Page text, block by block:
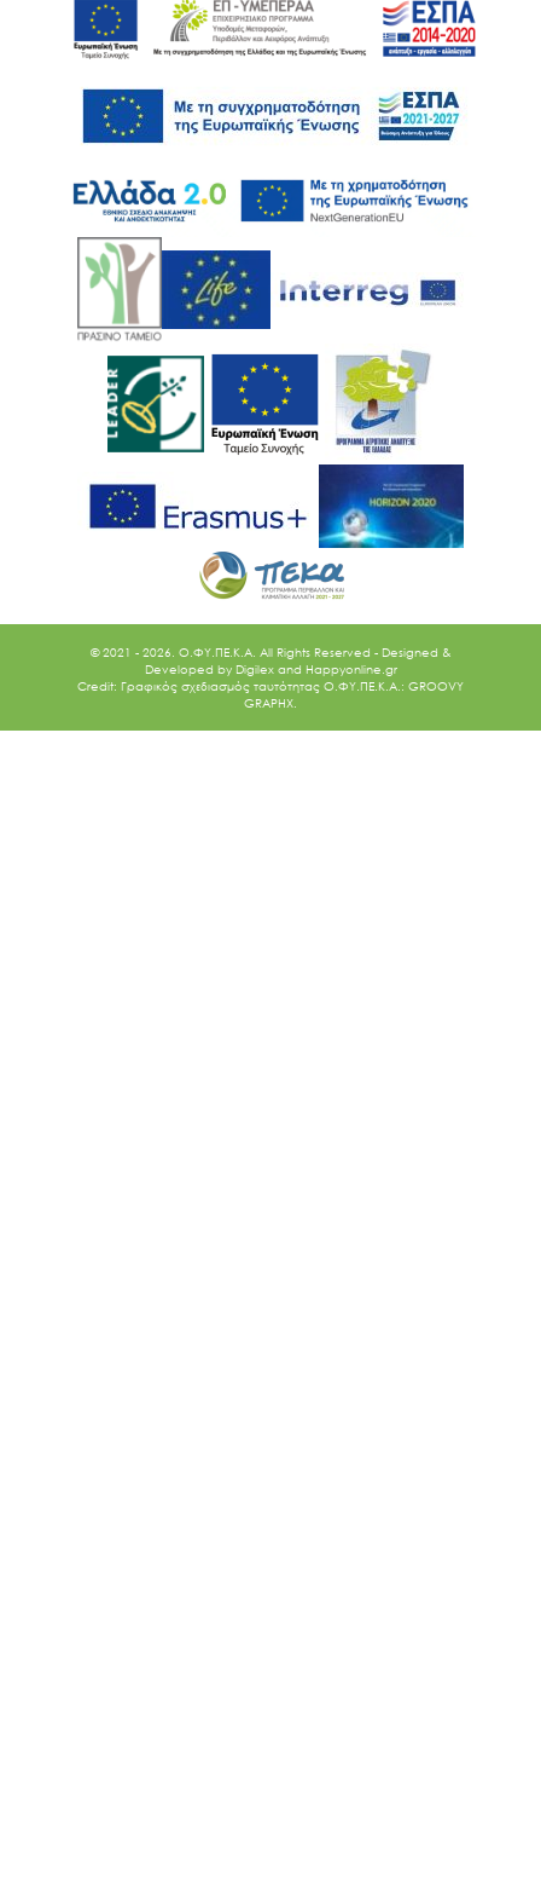
© 2021 - 2026. O.ΦΥ.ΠΕ.Κ.Α. All Rights Reserved - Designed &
Developed by Digilex and Happyonline.gr
Credit: Γραφικός σχεδιασμός ταυτότητας Ο.ΦΥ.ΠΕ.Κ.Α.: GROOVY
GRAPHX.